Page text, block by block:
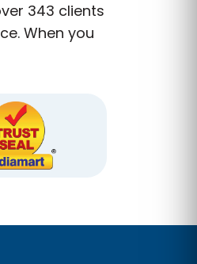
343 clients
When you